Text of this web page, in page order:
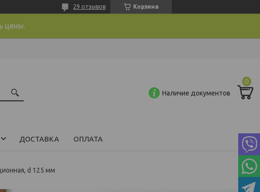
Корзина
29 отзывов
цены.
Наличие документов
ДОСТАВКА ОПЛАТА
d 125 мм